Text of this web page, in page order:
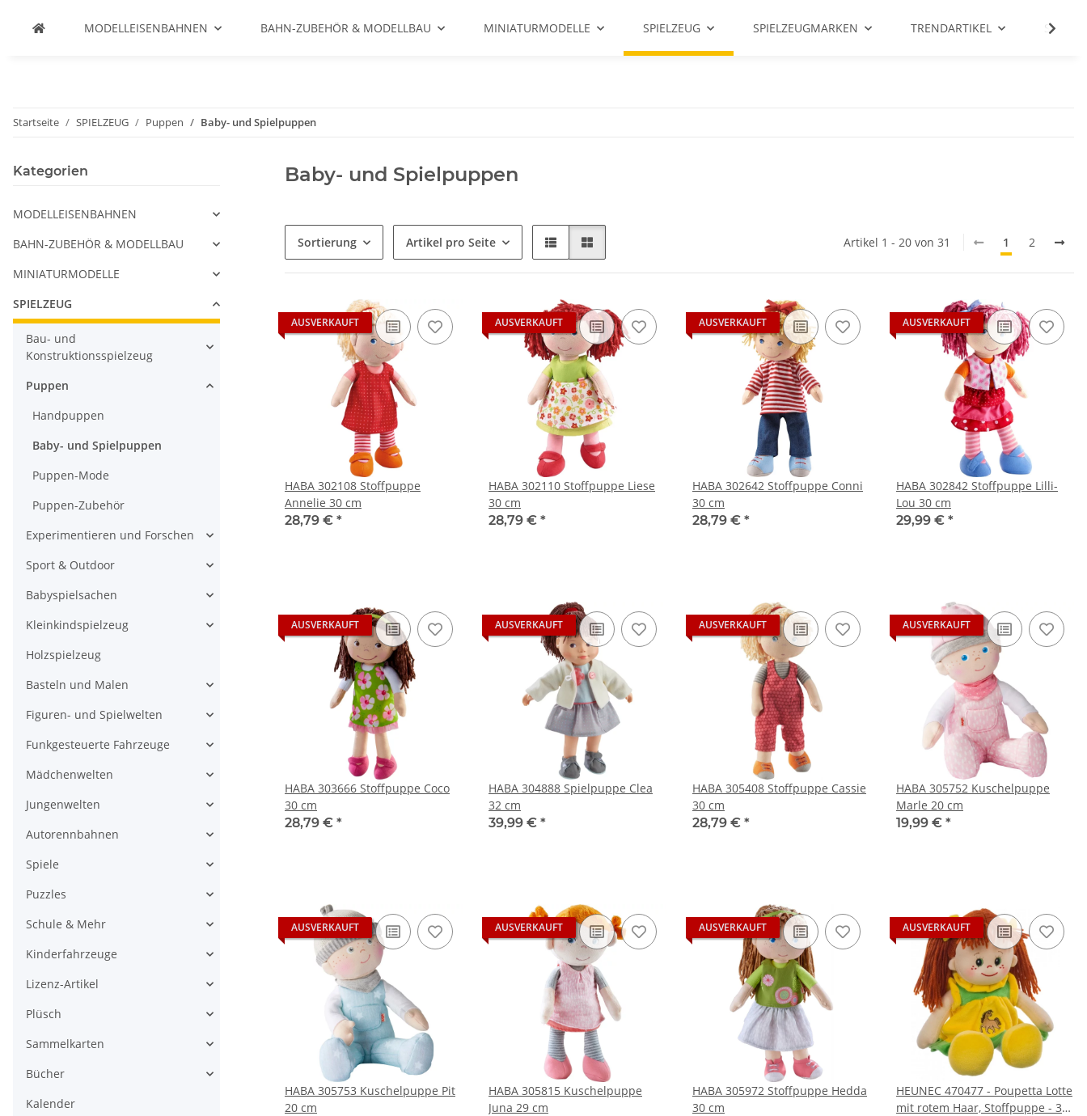
MODELLEISENBAHNEN BAHN-ZUBEHÖR & MODELLBAU MINIATURMODELLE SPIELZEUG SPIELZEUGMARKEN TRENDARTIKEL SALE %
Startseite SPIELZEUG Puppen Baby- und Spielpuppen
Baby- und Spielpuppen
Sortierung Artikel pro Seite Artikel 1 - 20 von 31 1 2
AUSVERKAUFT
HABA 302108 Stoffpuppe
Annelie 30 cm
28,79 € *
AUSVERKAUFT
HABA 302110 Stoffpuppe Liese
30 cm
28,79 € *
AUSVERKAUFT
HABA 302642 Stoffpuppe Conni
30 cm
28,79 € *
AUSVERKAUFT
HABA 302842 Stoffpuppe Lilli-
Lou 30 cm
29,99 € *
AUSVERKAUFT
HABA 303666 Stoffpuppe Coco
30 cm
28,79 € *
AUSVERKAUFT
HABA 304888 Spielpuppe Clea
32 cm
39,99 € *
AUSVERKAUFT
HABA 305408 Stoffpuppe Cassie
30 cm
28,79 € *
AUSVERKAUFT
HABA 305752 Kuschelpuppe
Marle 20 cm
19,99 € *
AUSVERKAUFT
HABA 305753 Kuschelpuppe Pit
20 cm
AUSVERKAUFT
HABA 305815 Kuschelpuppe
Juna 29 cm
AUSVERKAUFT
HABA 305972 Stoffpuppe Hedda
30 cm
AUSVERKAUFT
HEUNEC 470477 - Poupetta Lotte
mit rotem Haar, Stoffpuppe - 30
Kategorien
MODELLEISENBAHNEN
BAHN-ZUBEHÖR & MODELLBAU
MINIATURMODELLE
SPIELZEUG
Bau- und
Konstruktionsspielzeug
Puppen
Handpuppen
Baby- und Spielpuppen
Puppen-Mode
Puppen-Zubehör
Experimentieren und Forschen
Sport & Outdoor
Babyspielsachen
Kleinkindspielzeug
Holzspielzeug
Basteln und Malen
Figuren- und Spielwelten
Funkgesteuerte Fahrzeuge
Mädchenwelten
Jungenwelten
Autorennbahnen
Spiele
Puzzles
Schule & Mehr
Kinderfahrzeuge
Lizenz-Artikel
Plüsch
Sammelkarten
Bücher
Kalender